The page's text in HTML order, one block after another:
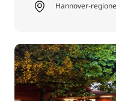
Hannover-